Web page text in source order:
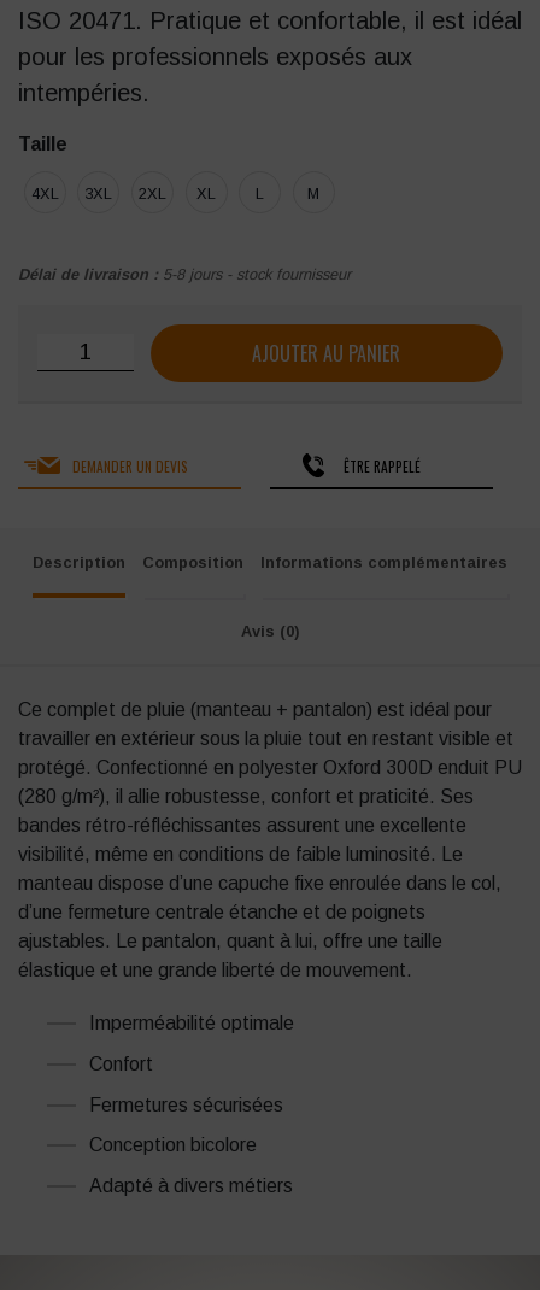
ISO 20471. Pratique et confortable, il est idéal
pour les professionnels exposés aux
intempéries.
Taille
4XL 3XL 2XL XL L M
Délai de livraison : 5-8 jours - stock fournisseur
quantité de Complet de pluie Singer Safety Vilo/Vila
AJOUTER AU PANIER
DEMANDER UN DEVIS ÊTRE RAPPELÉ
Description Composition Informations complémentaires
Avis (0)
Ce complet de pluie (manteau + pantalon) est idéal pour
travailler en extérieur sous la pluie tout en restant visible et
protégé. Confectionné en polyester Oxford 300D enduit PU
(280 g/m²), il allie robustesse, confort et praticité. Ses
bandes rétro-réfléchissantes assurent une excellente
visibilité, même en conditions de faible luminosité. Le
manteau dispose d’une capuche fixe enroulée dans le col,
d’une fermeture centrale étanche et de poignets
ajustables. Le pantalon, quant à lui, offre une taille
élastique et une grande liberté de mouvement.
Imperméabilité optimale
Confort
Fermetures sécurisées
Conception bicolore
Adapté à divers métiers